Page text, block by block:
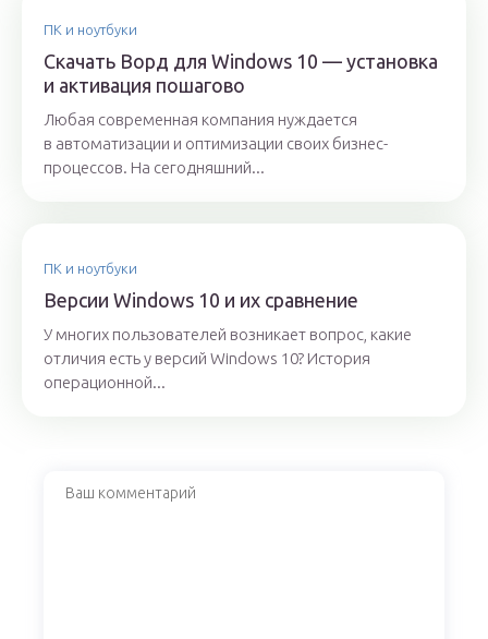
ПК и ноутбуки
Скачать Ворд для Windows 10 — установка
и активация пошагово
Любая современная компания нуждается
в автоматизации и оптимизации своих бизнес-
процессов. На сегодняшний...
ПК и ноутбуки
Версии Windows 10 и их сравнение
У многих пользователей возникает вопрос, какие
отличия есть у версий Windows 10? История
операционной...